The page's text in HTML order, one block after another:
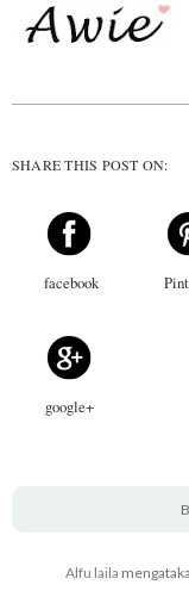
SHARE THIS POST ON:
facebook
google+
Alfu laila